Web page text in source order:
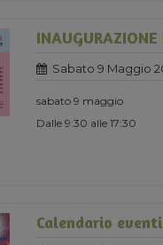
INAUGURAZIONE
Sabato 9 Maggio
sabato 9 maggio
Dalle 9:30 alle 17:30
Calendario